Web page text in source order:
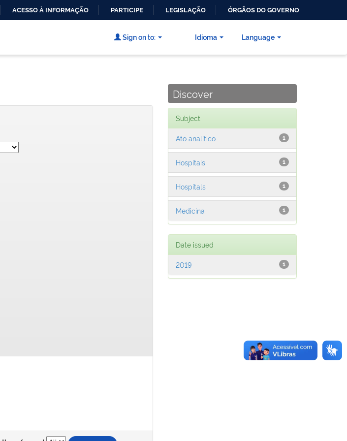
CONTEÚDO
ACESSO À INFORMAÇÃO PARTICIPE LEGISLAÇÃO ÓRGÃOS DO GOVERNO
Language
Sign on to: Idioma
Discover
Subject
1
Ato analítico
1
Hospitais
1
Hospitals
1
Medicina
Date issued
1
2019